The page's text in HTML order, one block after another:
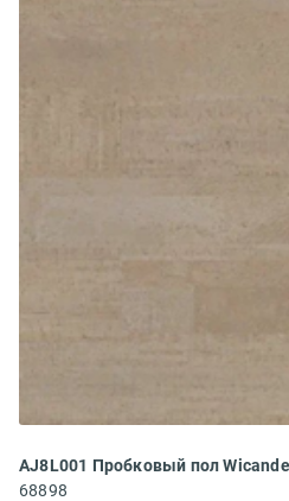
68898